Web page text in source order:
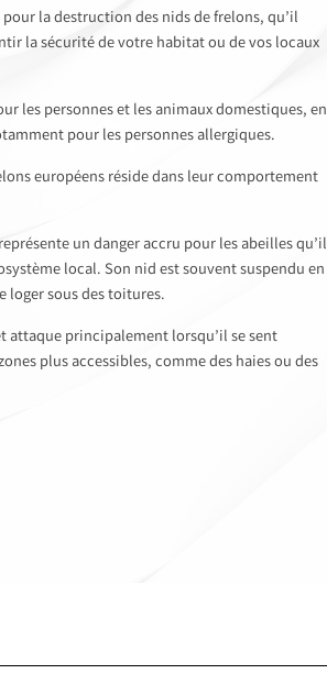
pour la destruction des nids de frelons, qu’il
la sécurité de votre habitat ou de vos locaux
les personnes et les animaux domestiques, en
pour les personnes allergiques.
européens réside dans leur comportement
un danger accru pour les abeilles qu’il
local. Son nid est souvent suspendu en
loger sous des toitures.
attaque principalement lorsqu’il se sent
plus accessibles, comme des haies ou des